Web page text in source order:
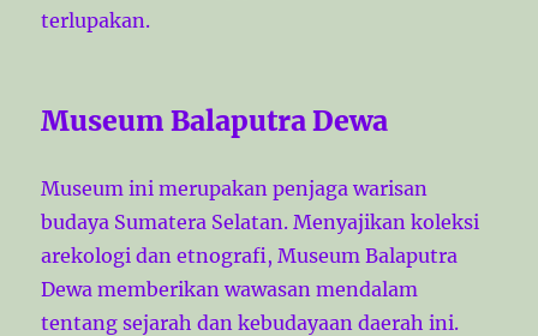
terlupakan.
Museum Balaputra Dewa
Museum ini merupakan penjaga warisan
budaya Sumatera Selatan. Menyajikan koleksi
arekologi dan etnografi, Museum Balaputra
Dewa memberikan wawasan mendalam
tentang sejarah dan kebudayaan daerah ini.